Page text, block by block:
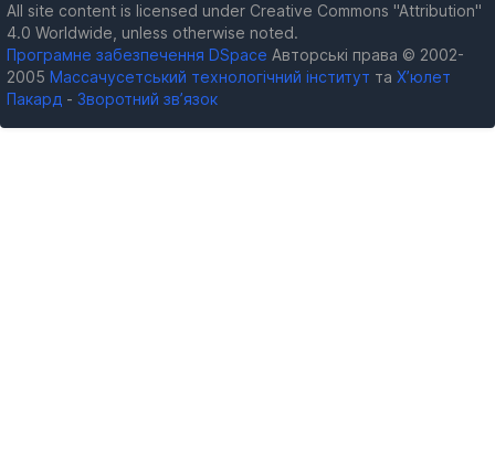
All site content is licensed under Creative Commons "Attribution"
4.0 Worldwide, unless otherwise noted.
Програмне забезпечення DSpace Авторські права © 2002-
2005 Массачусетський технологічний інститут та Х’юлет
Пакард - Зворотний зв’язок